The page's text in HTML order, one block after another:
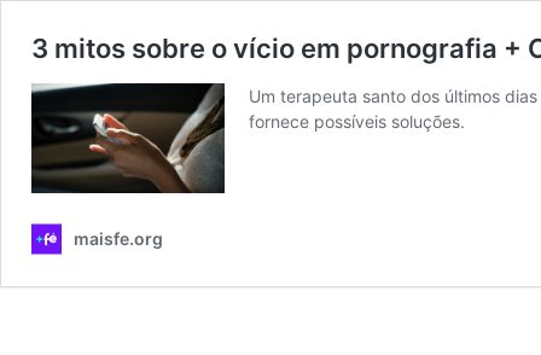
3 mitos sobre o vício em pornografia +
Um terapeuta santo dos últimos
fornece possíveis soluções.
maisfe.org